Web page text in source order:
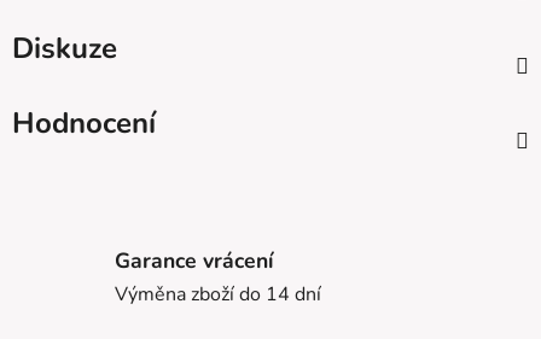
Diskuze
Hodnocení
Garance vrácení
Výměna zboží do 14 dní